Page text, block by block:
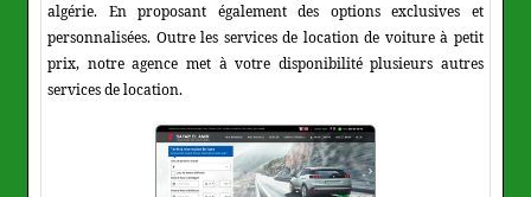
algérie. En proposant également des options exclusives et
personnalisées. Outre les services de location de voiture à petit
prix, notre agence met à votre disponibilité plusieurs autres
services de location.